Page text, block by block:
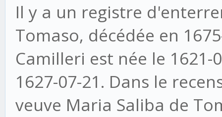
Il y a un registre
Tomaso, décédée en
Camilleri est née le
1627-07-21. Dans le
veuve Maria Saliba de